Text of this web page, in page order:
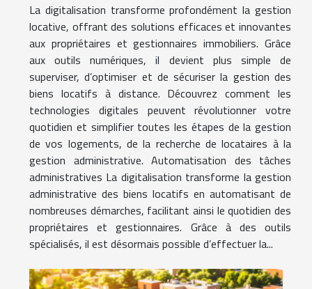
La digitalisation transforme profondément la gestion
locative, offrant des solutions efficaces et innovantes
aux propriétaires et gestionnaires immobiliers. Grâce
aux outils numériques, il devient plus simple de
superviser, d’optimiser et de sécuriser la gestion des
biens locatifs à distance. Découvrez comment les
technologies digitales peuvent révolutionner votre
quotidien et simplifier toutes les étapes de la gestion
de vos logements, de la recherche de locataires à la
gestion administrative. Automatisation des tâches
administratives La digitalisation transforme la gestion
administrative des biens locatifs en automatisant de
nombreuses démarches, facilitant ainsi le quotidien des
propriétaires et gestionnaires. Grâce à des outils
spécialisés, il est désormais possible d’effectuer la...